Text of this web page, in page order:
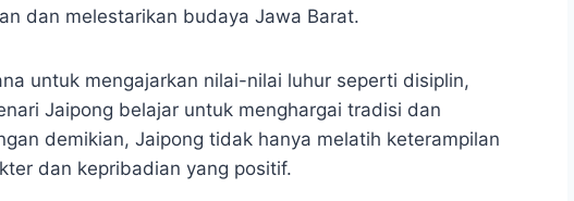
dan melestarikan budaya Jawa Barat.
untuk mengajarkan nilai-nilai luhur seperti disiplin,
Jaipong belajar untuk menghargai tradisi dan
demikian, Jaipong tidak hanya melatih keterampilan
dan kepribadian yang positif.